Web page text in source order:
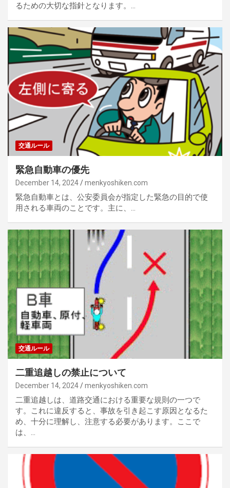
るための大切な指針となります。…
交通ルール
緊急自動車の優先
December 14, 2024 menkyoshiken.com
緊急自動車とは、公安委員会が指定した緊急の目的で使
用される車両のことです。主に、…
交通ルール
二重追越しの禁止について
December 14, 2024 menkyoshiken.com
二重追越しは、道路交通における重要な規則の一つで
す。これに違反すると、事故を引き起こす原因となるた
め、十分に理解し、注意する必要があります。ここで
は、…